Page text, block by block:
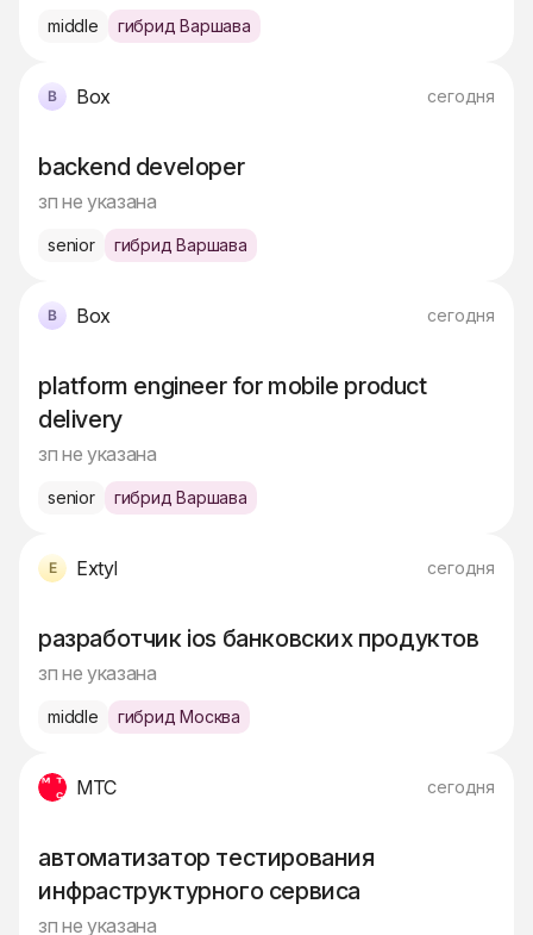
middle гибрид Варшава
Box сегодня
backend developer
зп не указана
senior гибрид Варшава
Box сегодня
platform engineer for mobile product
delivery
зп не указана
senior гибрид Варшава
Extyl сегодня
разработчик ios банковских продуктов
зп не указана
middle гибрид Москва
МТС сегодня
автоматизатор тестирования
инфраструктурного сервиса
зп не указана